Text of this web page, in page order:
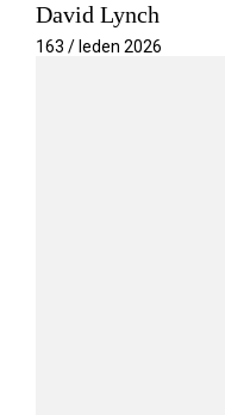
David Lynch
163 / leden 2026